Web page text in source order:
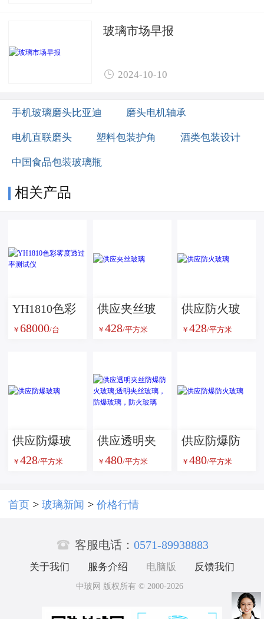
玻璃市场早报
 2024-10-10
手机玻璃磨头比亚迪 磨头电机轴承
电机直联磨头 塑料包装护角 酒类包装设计
中国食品包装玻璃瓶
相关产品
YH1810色彩
雾度透过率
￥ 68000/台
供应夹丝玻
璃
￥ 428/平方米
供应防火玻
璃
￥ 428/平方米
供应防爆玻
璃
￥ 428/平方米
供应透明夹
丝防爆防火
丝玻璃，防
火玻璃
￥ 480/平方米
供应防爆防
火玻璃
￥ 480/平方米
首页 > 玻璃新闻 > 价格行情
 客服电话： 0571-89938883
关于我们 服务介绍 电脑版 反馈我们
中玻网 版权所有 © 2000-2026